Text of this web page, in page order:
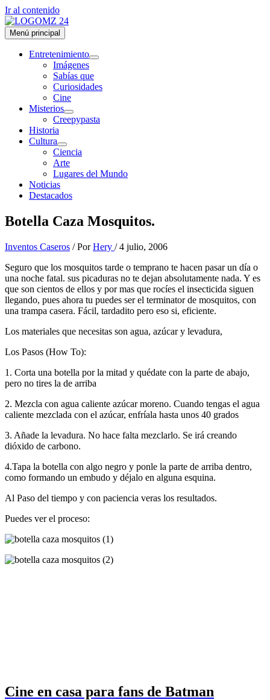
Ir al contenido
Menú principal
Entretenimiento
Imágenes
Sabías que
Curiosidades
Cine
Misterios
Creepypasta
Historia
Cultura
Ciencia
Arte
Lugares del Mundo
Noticias
Destacados
Botella Caza Mosquitos.
Inventos Caseros / PorHery /4 julio, 2006
Seguro que los mosquitos tarde o temprano te hacen pasar un día o
una noche fatal. sus picaduras no te dejan absolutamente nada. Y es
que son cientos de ellos y por mas que rocíes el insecticida siguen
llegando, pues ahora tu puedes ser el terminator de mosquitos, con
una trampa casera. Fácil, tardadito pero eso si, eficiente.
Los materiales que necesitas son agua, azúcar y levadura,
Los Pasos (How To):
1. Corta una botella por la mitad y quédate con la parte de abajo,
pero no tires la de arriba
2. Mezcla con agua caliente azúcar moreno. Cuando tengas el agua
caliente mezclada con el azúcar, enfríala hasta unos 40 grados
3. Añade la levadura. No hace falta mezclarlo. Se irá creando
dióxido de carbono.
4.Tapa la botella con algo negro y ponle la parte de arriba dentro,
como formando un embudo y déjalo en alguna esquina.
Al Paso del tiempo y con paciencia veras los resultados.
Puedes ver el proceso:
Cine en casa para fans de Batman